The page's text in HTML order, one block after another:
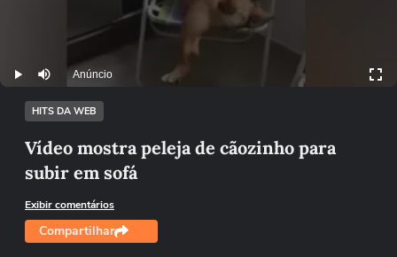
Play Mutar Anúncio
HITS DA WEB
Vídeo mostra peleja de cãozinho para
subir em sofá
Exibir comentários
Compartilhar